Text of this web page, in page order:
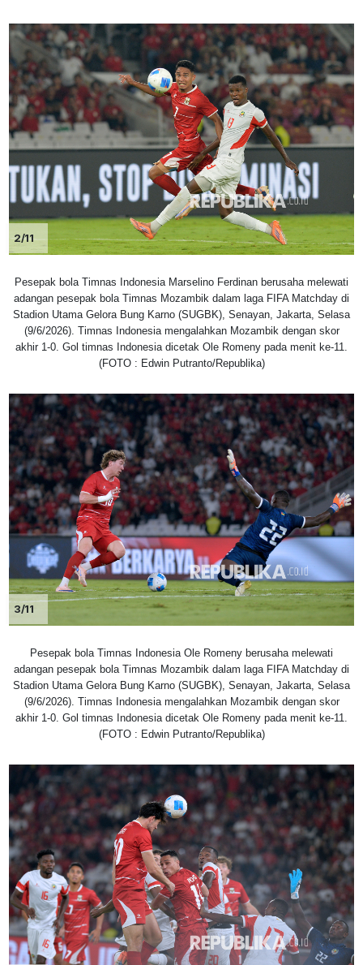
2/11
Pesepak bola Timnas Indonesia Marselino Ferdinan berusaha melewati
adangan pesepak bola Timnas Mozambik dalam laga FIFA Matchday di
Stadion Utama Gelora Bung Karno (SUGBK), Senayan, Jakarta, Selasa
(9/6/2026). Timnas Indonesia mengalahkan Mozambik dengan skor
akhir 1-0. Gol timnas Indonesia dicetak Ole Romeny pada menit ke-11.
(FOTO : Edwin Putranto/Republika)
3/11
Pesepak bola Timnas Indonesia Ole Romeny berusaha melewati
adangan pesepak bola Timnas Mozambik dalam laga FIFA Matchday di
Stadion Utama Gelora Bung Karno (SUGBK), Senayan, Jakarta, Selasa
(9/6/2026). Timnas Indonesia mengalahkan Mozambik dengan skor
akhir 1-0. Gol timnas Indonesia dicetak Ole Romeny pada menit ke-11.
(FOTO : Edwin Putranto/Republika)